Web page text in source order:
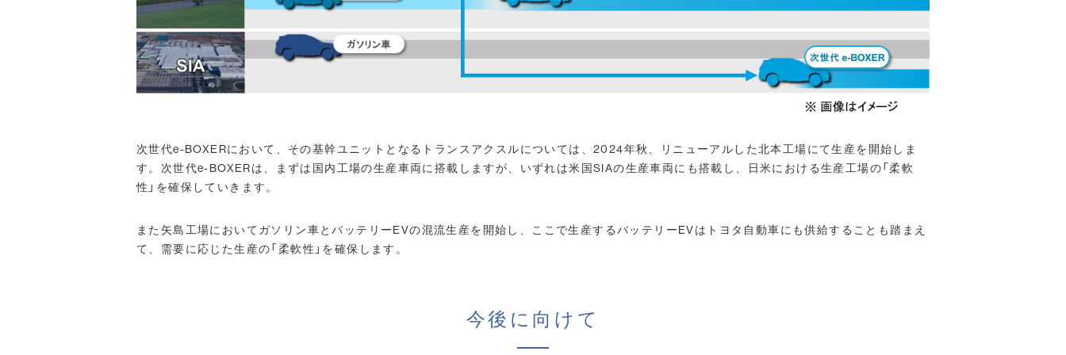
次世代e-BOXERにおいて、その基幹ユニットとなるトランスアクスルについては、2024年秋、リニューアルした北本工場にて生産を開始しま
す。次世代e-BOXERは、まずは国内工場の生産車両に搭載しますが、いずれは米国SIAの生産車両にも搭載し、日米における生産工場の「柔軟
性」を確保していきます。
また矢島工場においてガソリン車とバッテリーEVの混流生産を開始し、ここで生産するバッテリーEVはトヨタ自動車にも供給することも踏まえ
て、需要に応じた生産の「柔軟性」を確保します。
今後に向けて